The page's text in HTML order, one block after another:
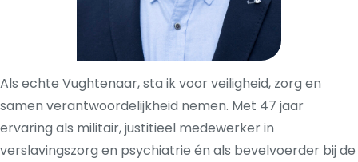
Als echte Vughtenaar, sta ik voor veiligheid, zorg en
samen verantwoordelijkheid nemen. Met 47 jaar
ervaring als militair, justitieel medewerker in
verslavingszorg en psychiatrie én als bevelvoerder bij de